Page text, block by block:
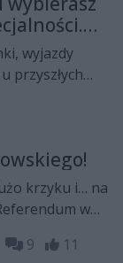
przestrzeni
z
1910 roku. Za
Łukasz
z
Sztuki
właśnie
wyjazdy
przyszłych
Radomiu
krzyku i… na
w
Witkowskiego
9 11